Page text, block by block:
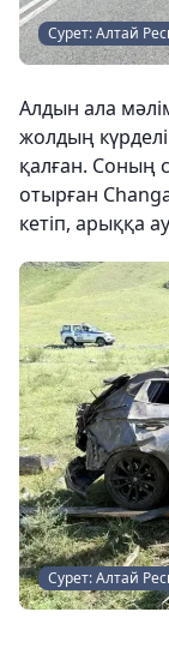
Сурет: Алтай
Алдын ала
жолдың күрделі
қалған. Соның
отырған
кетіп, арыққа
Сурет: Алтай